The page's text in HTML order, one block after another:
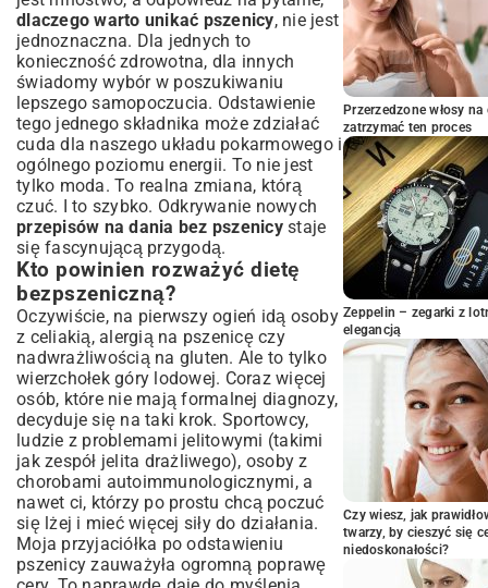
rodziny
Inspiracje na dania główne z warzyw i mięs
Zboża bezglutenowe jako alternatywa dla
pszenicy
Proste przepisy na sałatki bez pszenicy
Leczo bez pszenicy – klasyka w nowej
odsłonie
Przekąski i desery bez pszenicy: Słodkie
przyjemności bez wyrzutów sumienia
Przepisy na zdrowe słodkości
Szybkie przekąski na każdą okazję
Dynia na parze jako zdrowa baza deserów
Praktyczne wskazówki i porady dla
kuchni bezpszenicznej
Jak czytać etykiety produktów?
Gdzie kupować składniki bez pszenicy?
Gotowanie bez pszenicy dla
początkujących
Podsumowanie: Smacznie i zdrowo bez
pszenicy
dlaczego warto unikać pszenicy, nie jest
jednoznaczna. Dla jednych to
konieczność zdrowotna, dla innych
świadomy wybór w poszukiwaniu
lepszego samopoczucia. Odstawienie
tego jednego składnika może zdziałać
cuda dla naszego układu pokarmowego i
ogólnego poziomu energii. To nie jest
tylko moda. To realna zmiana, którą
czuć. I to szybko. Odkrywanie nowych
przepisów na dania bez pszenicystaje
się fascynującą przygodą.
Kto powinien rozważyć dietę
bezpszeniczną?
Oczywiście, na pierwszy ogień idą osoby
z celiakią, alergią na pszenicę czy
nadwrażliwością na gluten. Ale to tylko
wierzchołek góry lodowej. Coraz więcej
osób, które nie mają formalnej diagnozy,
decyduje się na taki krok. Sportowcy,
ludzie z problemami jelitowymi (takimi
jak zespół jelita drażliwego), osoby z
chorobami autoimmunologicznymi, a
nawet ci, którzy po prostu chcą poczuć
się lżej i mieć więcej siły do działania.
Moja przyjaciółka po odstawieniu
pszenicy zauważyła ogromną poprawę
Przerzedzone włosy
zatrzymać ten proces
Zeppelin – zegarki z
elegancją
Czy wiesz, jak
twarzy, by cieszyć się
niedoskonałości?